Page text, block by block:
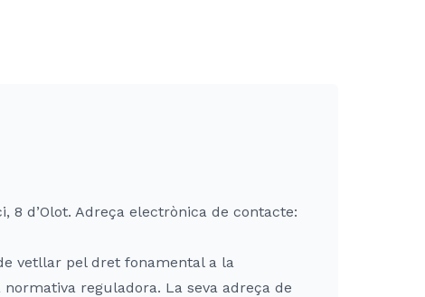
8 d’Olot. Adreça electrònica de contacte:
vetllar pel dret fonamental a la
reguladora. La seva adreça de